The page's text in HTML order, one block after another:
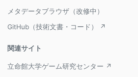
メタデータブラウザ（改修中）
GitHub（技術文書・コード） ↗
関連サイト
立命館大学ゲーム研究センター ↗